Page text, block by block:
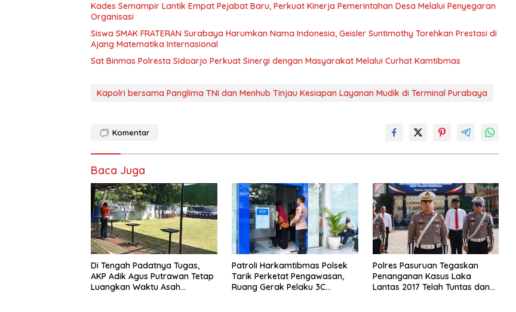
Kades Semampir Lantik Empat Pejabat Baru, Perkuat Kinerja Pemerintahan Desa Melalui Penyegaran
Organisasi
Siswa SMAK FRATERAN Surabaya Harumkan Nama Indonesia, Geisler Suntimothy Torehkan Prestasi di
Ajang Matematika Internasional
Sat Binmas Polresta Sidoarjo Perkuat Sinergi dengan Masyarakat Melalui Curhat Kamtibmas
Kapolri bersama Panglima TNI dan Menhub Tinjau Kesiapan Layanan Mudik di Terminal Purabaya
Komentar
Baca Juga
Di Tengah Padatnya Tugas,
AKP Adik Agus Putrawan Tetap
Luangkan Waktu Asah
Patroli Harkamtibmas Polsek
Tarik Perketat Pengawasan,
Ruang Gerak Pelaku 3C
Polres Pasuruan Tegaskan
Penanganan Kasus Laka
Lantas 2017 Telah Tuntas dan